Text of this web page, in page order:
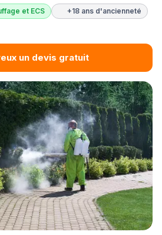
et ECS
+18 ans d'ancienneté
un devis gratuit